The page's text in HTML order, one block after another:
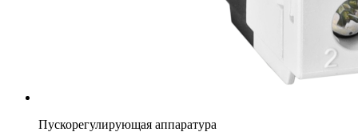
Пускорегулирующая аппаратура